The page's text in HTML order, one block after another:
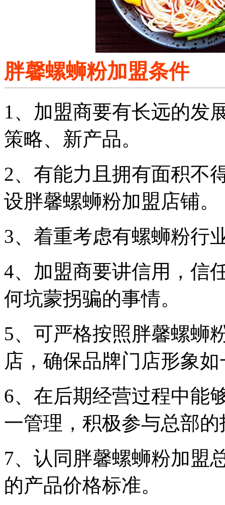
胖馨螺蛳粉加盟条件
1、加盟商要有长远的发
策略、新产品。
2、有能力且拥有面积不
设胖馨螺蛳粉加盟店铺。
3、着重考虑有螺蛳粉行
4、加盟商要讲信用，信
何坑蒙拐骗的事情。
5、可严格按照胖馨螺蛳
店，确保品牌门店形象如
6、在后期经营过程中能
一管理，积极参与总部
7、认同胖馨螺蛳粉加盟
的产品价格标准。